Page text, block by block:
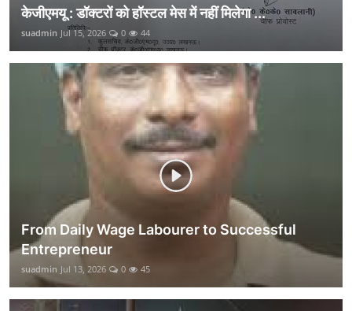
केजीएमयू : डॉक्टरों को हॉस्टल मेस में नहीं मिलेगा ...
suadmin Jul 15, 2026 0 44
From Daily Wage Labourer to Successful
Entrepreneur
suadmin Jul 13, 2026 0 45